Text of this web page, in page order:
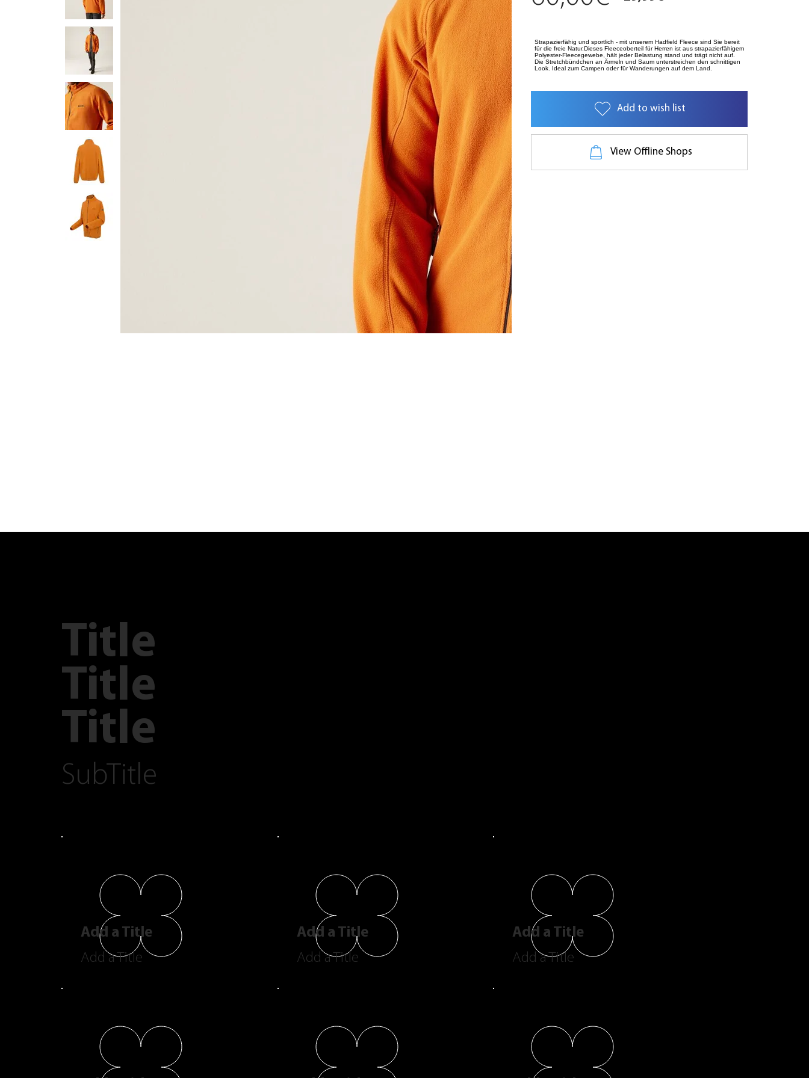
Strapazierfähig und sportlich - mit unserem Hadfield Fleece sind Sie bereit
für die freie Natur.Dieses Fleeceoberteil für Herren ist aus strapazierfähigem
Polyester-Fleecegewebe, hält jeder Belastung stand und trägt nicht auf.
Die Stretchbündchen an Ärmeln und Saum unterstreichen den schnittigen
Look. Ideal zum Campen oder für Wanderungen auf dem Land.
Add to wish list
View Offline Shops
Title
Title
Title
SubTitle
Add a Title
Add a Title
Add a Title
Add a Title
Add a Title
Add a Title